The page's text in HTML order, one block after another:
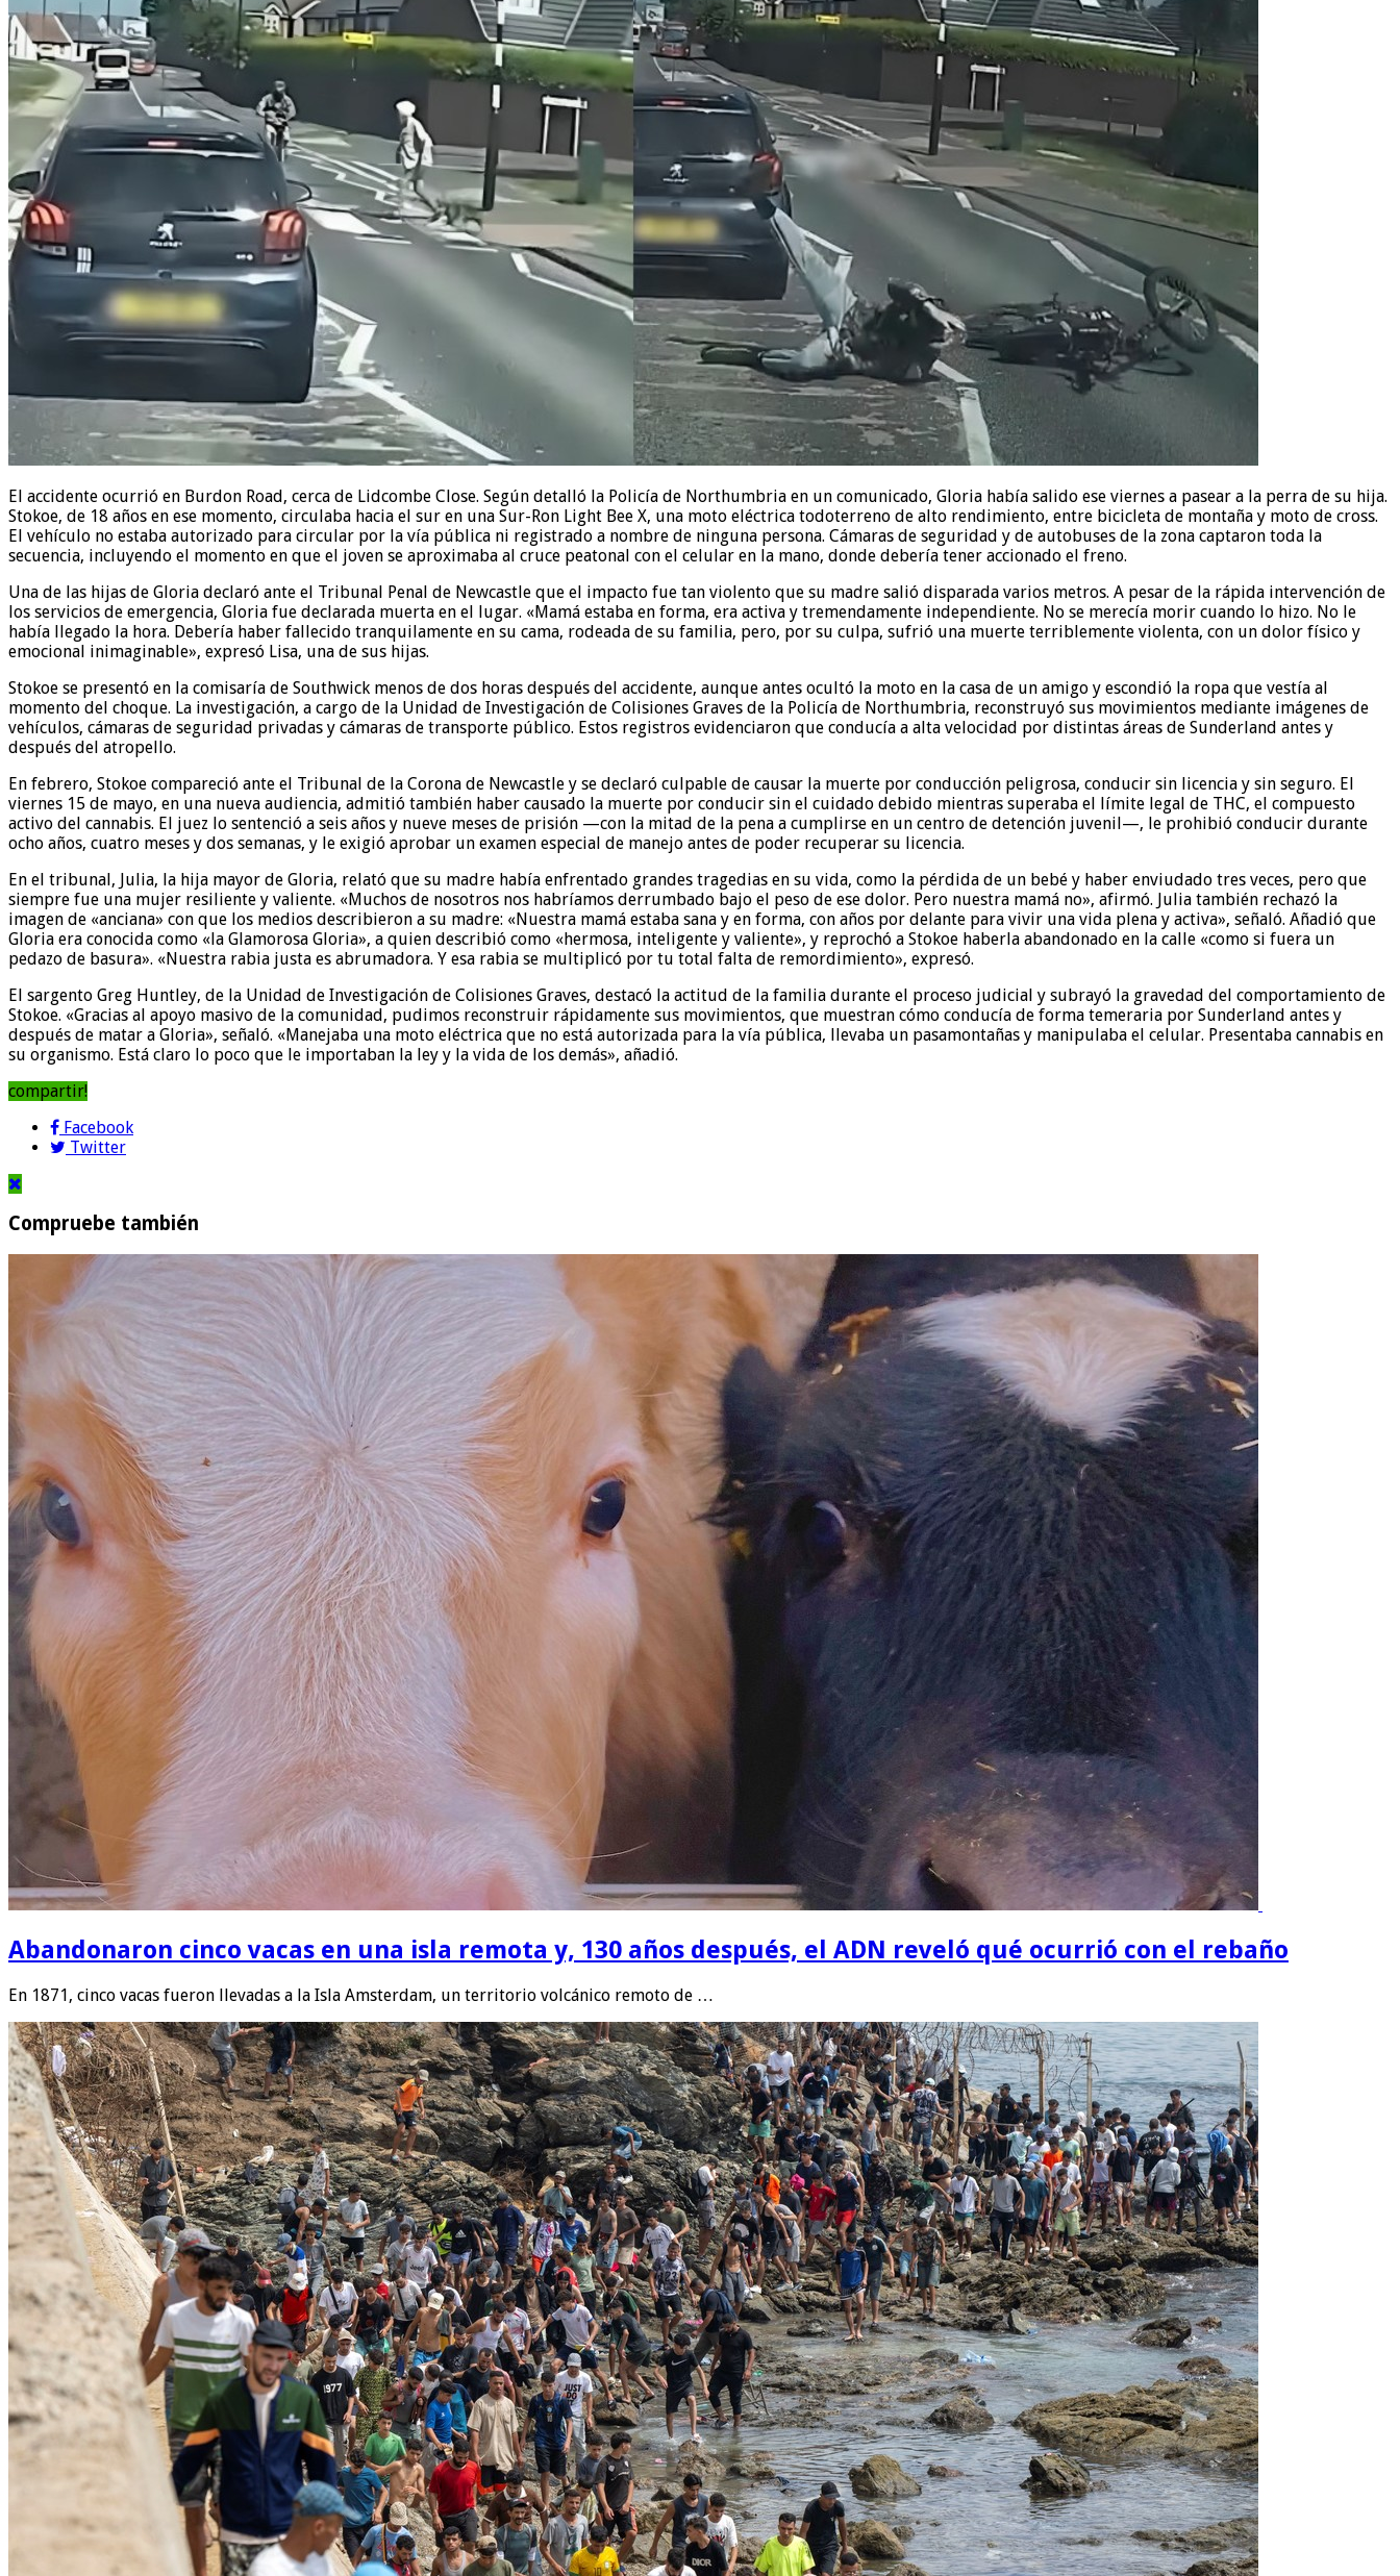
El accidente ocurrió en Burdon Road, cerca de Lidcombe Close. Según detalló la Policía de Northumbria en un comunicado, Gloria había salido ese viernes a pasear a la perra de su hija.
Stokoe, de 18 años en ese momento, circulaba hacia el sur en una Sur-Ron Light Bee X, una moto eléctrica todoterreno de alto rendimiento, entre bicicleta de montaña y moto de cross.
El vehículo no estaba autorizado para circular por la vía pública ni registrado a nombre de ninguna persona. Cámaras de seguridad y de autobuses de la zona captaron toda la
secuencia, incluyendo el momento en que el joven se aproximaba al cruce peatonal con el celular en la mano, donde debería tener accionado el freno.
Una de las hijas de Gloria declaró ante el Tribunal Penal de Newcastle que el impacto fue tan violento que su madre salió disparada varios metros. A pesar de la rápida intervención de
los servicios de emergencia, Gloria fue declarada muerta en el lugar. «Mamá estaba en forma, era activa y tremendamente independiente. No se merecía morir cuando lo hizo. No le
había llegado la hora. Debería haber fallecido tranquilamente en su cama, rodeada de su familia, pero, por su culpa, sufrió una muerte terriblemente violenta, con un dolor físico y
emocional inimaginable», expresó Lisa, una de sus hijas.
Stokoe se presentó en la comisaría de Southwick menos de dos horas después del accidente, aunque antes ocultó la moto en la casa de un amigo y escondió la ropa que vestía al
momento del choque. La investigación, a cargo de la Unidad de Investigación de Colisiones Graves de la Policía de Northumbria, reconstruyó sus movimientos mediante imágenes de
vehículos, cámaras de seguridad privadas y cámaras de transporte público. Estos registros evidenciaron que conducía a alta velocidad por distintas áreas de Sunderland antes y
después del atropello.
En febrero, Stokoe compareció ante el Tribunal de la Corona de Newcastle y se declaró culpable de causar la muerte por conducción peligrosa, conducir sin licencia y sin seguro. El
viernes 15 de mayo, en una nueva audiencia, admitió también haber causado la muerte por conducir sin el cuidado debido mientras superaba el límite legal de THC, el compuesto
activo del cannabis. El juez lo sentenció a seis años y nueve meses de prisión —con la mitad de la pena a cumplirse en un centro de detención juvenil—, le prohibió conducir durante
ocho años, cuatro meses y dos semanas, y le exigió aprobar un examen especial de manejo antes de poder recuperar su licencia.
En el tribunal, Julia, la hija mayor de Gloria, relató que su madre había enfrentado grandes tragedias en su vida, como la pérdida de un bebé y haber enviudado tres veces, pero que
siempre fue una mujer resiliente y valiente. «Muchos de nosotros nos habríamos derrumbado bajo el peso de ese dolor. Pero nuestra mamá no», afirmó. Julia también rechazó la
imagen de «anciana» con que los medios describieron a su madre: «Nuestra mamá estaba sana y en forma, con años por delante para vivir una vida plena y activa», señaló. Añadió que
Gloria era conocida como «la Glamorosa Gloria», a quien describió como «hermosa, inteligente y valiente», y reprochó a Stokoe haberla abandonado en la calle «como si fuera un
pedazo de basura». «Nuestra rabia justa es abrumadora. Y esa rabia se multiplicó por tu total falta de remordimiento», expresó.
El sargento Greg Huntley, de la Unidad de Investigación de Colisiones Graves, destacó la actitud de la familia durante el proceso judicial y subrayó la gravedad del comportamiento de
Stokoe. «Gracias al apoyo masivo de la comunidad, pudimos reconstruir rápidamente sus movimientos, que muestran cómo conducía de forma temeraria por Sunderland antes y
después de matar a Gloria», señaló. «Manejaba una moto eléctrica que no está autorizada para la vía pública, llevaba un pasamontañas y manipulaba el celular. Presentaba cannabis en
su organismo. Está claro lo poco que le importaban la ley y la vida de los demás», añadió.
compartir!
Facebook
Twitter
Compruebe también
Abandonaron cinco vacas en una isla remota y, 130 años después, el ADN reveló qué ocurrió con el rebaño
En 1871, cinco vacas fueron llevadas a la Isla Amsterdam, un territorio volcánico remoto de …